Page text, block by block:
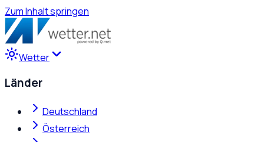
Zum Inhalt springen
Wetter
Länder
Deutschland
Österreich